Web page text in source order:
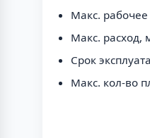
Макс.
Макс. расход,
Срок
Макс. кол-во